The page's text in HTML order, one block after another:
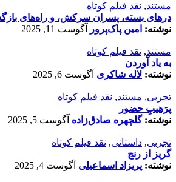
مستند, نقد فیلم کوتاه
درهای بسته، پسران سرکش، و راه‌های
نوشته: امین پاک‌پرور آگوست 11, 2025
مستند, نقد فیلم کوتاه
به یاد آوردن
نوشته: لاله شاکری آگوست 6, 2025
تجربی, مستند, نقد فیلم کوتاه
پرَهیب‌ِ حضور
نوشته:گلچهره صادق‌زاده آگوست 5, 2025
تجربی, داستانی, نقد فیلم کوتاه
گریز از رنج
نوشته: پریزاد اسماعیلی آگوست 4, 2025